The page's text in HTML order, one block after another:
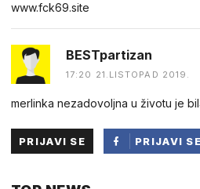
w︆︆w︆︆w︆︆.︆︆f︆︆ck69︆︆.︆︆site
BESTpartizan
17:20 21.LISTOPAD 2019.
merlinka nezadovoljna u životu je
PRIJAVI SE
PRIJAVI SE